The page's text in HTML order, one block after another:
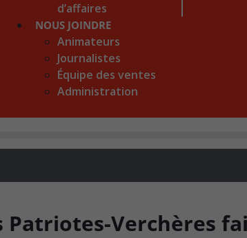
d’affaires
NOUS JOINDRE
Animateurs
Journalistes
Équipe des ventes
Administration
Patriotes-Verchères